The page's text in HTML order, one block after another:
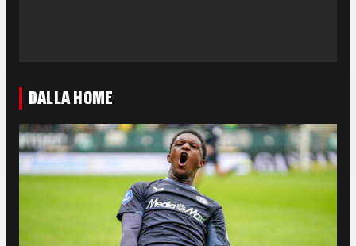
DALLA HOME